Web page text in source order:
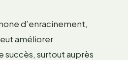
d’enracinement,
améliorer
succès, surtout auprès